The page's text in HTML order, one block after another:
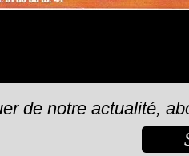
de notre actualité,